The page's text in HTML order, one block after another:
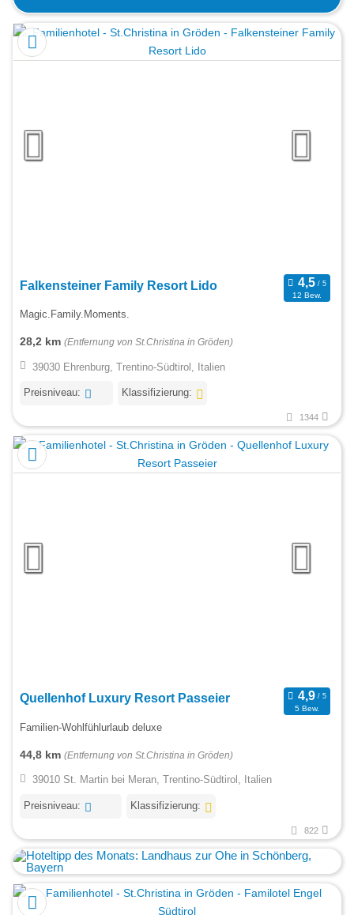
Falkensteiner Family Resort Lido
12 Bew.
Magic.Family.Moments.
28,2 km (Entfernung von St.Christina in Gröden)
39030 Ehrenburg, Trentino-Südtirol, Italien
Preisniveau: Klassifizierung:
1344
Quellenhof Luxury Resort Passeier
5 Bew.
Familien-Wohlfühlurlaub deluxe
44,8 km (Entfernung von St.Christina in Gröden)
39010 St. Martin bei Meran, Trentino-Südtirol, Italien
Preisniveau: Klassifizierung:
822